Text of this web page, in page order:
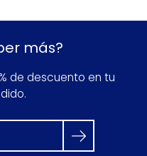
más?
de descuento en tu